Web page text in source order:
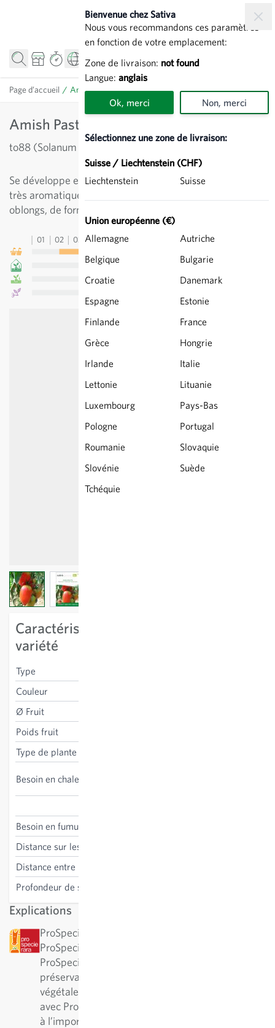
Bienvenue chez Sativa
Nous vous recommandons ces paramètres
en fonction de votre emplacement:
Zone de livraison: not found
Langue: anglais
Ok, merci Non, merci
Sélectionnez une zone de livraison:
Suisse / Liechtenstein (CHF)
Liechtenstein
Suisse
Union européenne (€)
Allemagne
Autriche
Belgique
Bulgarie
Croatie
Danemark
Espagne
Estonie
Finlande
France
Grèce
Hongrie
Irlande
Italie
Lettonie
Lituanie
Luxembourg
Pays-Bas
Pologne
Portugal
Roumanie
Slovaquie
Slovénie
Suède
Tchéquie
Page d’accueil / Amish Pasta - Tomate pelati
Amish Pasta - Tomate pelati
to88 (Solanum lycopersicum)
Se développe en hauteur et mûrit tardivement. Tomate
très aromatique autant en sauce que crue. Grands fruits
oblongs, de forme variable.
01 02 03 04 05 06 09 10
View larger imageView larger image
Caractéristiques spécifiques à la
variété
Type
Couleur
Ø Fruit
Poids fruit
Type de plante
Besoin en chaleur
Besoin en fumure
Distance sur les lignes
Distance entre les lignes
Profondeur de semis
Explications
ProSpecieRara : cette variété a été désignée par
ProSpecieRara comme variété rare ou ancienne.
ProSpecieRara est une fondation pour la
préservation de la diversité des variétés
végétales rares. En collaboration à long terme
avec ProSpecieRara, Sativa participe activement
à l’importante préservation et au soin de ces